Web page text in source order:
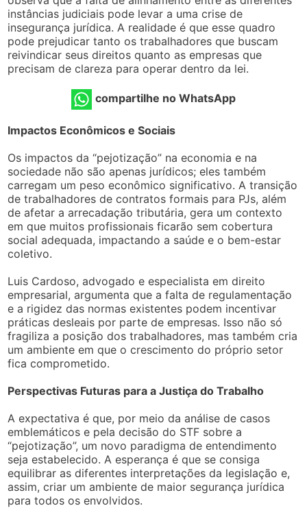
instâncias judiciais pode levar a uma crise de
insegurança jurídica. A realidade é que esse quadro
pode prejudicar tanto os trabalhadores que buscam
reivindicar seus direitos quanto as empresas que
precisam de clareza para operar dentro da lei.
compartilhe no WhatsApp
Impactos Econômicos e Sociais
Os impactos da “pejotização” na economia e na
sociedade não são apenas jurídicos; eles também
carregam um peso econômico significativo. A transição
de trabalhadores de contratos formais para PJs, além
de afetar a arrecadação tributária, gera um contexto
em que muitos profissionais ficarão sem cobertura
social adequada, impactando a saúde e o bem-estar
coletivo.
Luis Cardoso, advogado e especialista em direito
empresarial, argumenta que a falta de regulamentação
e a rigidez das normas existentes podem incentivar
práticas desleais por parte de empresas. Isso não só
fragiliza a posição dos trabalhadores, mas também cria
um ambiente em que o crescimento do próprio setor
fica comprometido.
Perspectivas Futuras para a Justiça do Trabalho
A expectativa é que, por meio da análise de casos
emblemáticos e pela decisão do STF sobre a
“pejotização”, um novo paradigma de entendimento
seja estabelecido. A esperança é que se consiga
equilibrar as diferentes interpretações da legislação e,
assim, criar um ambiente de maior segurança jurídica
para todos os envolvidos.